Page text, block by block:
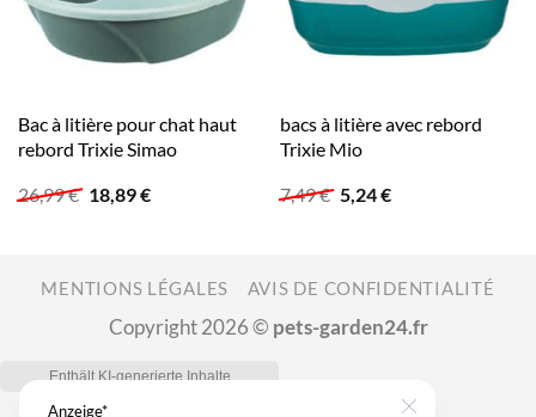
Bac à litière pour chat haut
rebord Trixie Simao
26,99€ Le
prix
18,89€Le
bacs à litière avec rebord
Trixie Mio
7,49€ Le
prix
5,24€Le
MENTIONS LÉGALES AVIS DE CONFIDENTIALITÉ
Copyright 2026 © pets-garden24.fr
Anzeige*